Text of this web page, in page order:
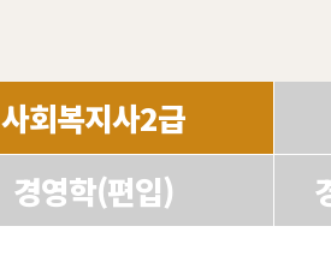
사회복지사2급
경영학(편입)